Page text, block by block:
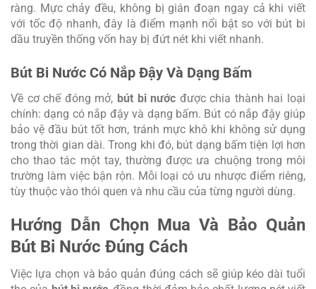
ràng. Mực chảy đều, không bị gián đoạn ngay cả khi viết
với tốc độ nhanh, đây là điểm mạnh nổi bật so với bút bi
dầu truyền thống vốn hay bị đứt nét khi viết nhanh.
Bút Bi Nước Có Nắp Đậy Và Dạng Bấm
Về cơ chế đóng mở, bút bi nước được chia thành hai loại
chính: dạng có nắp đậy và dạng bấm. Bút có nắp đậy giúp
bảo vệ đầu bút tốt hơn, tránh mực khô khi không sử dụng
trong thời gian dài. Trong khi đó, bút dạng bấm tiện lợi hơn
cho thao tác một tay, thường được ưa chuộng trong môi
trường làm việc bận rộn. Mỗi loại có ưu nhược điểm riêng,
tùy thuộc vào thói quen và nhu cầu của từng người dùng.
Hướng Dẫn Chọn Mua Và Bảo Quản
Bút Bi Nước Đúng Cách
Việc lựa chọn và bảo quản đúng cách sẽ giúp kéo dài tuổi